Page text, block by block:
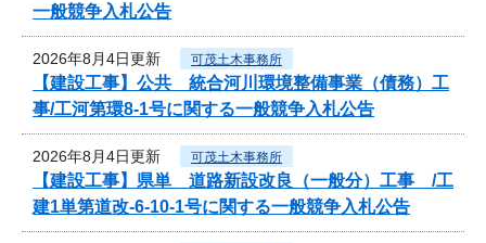
一般競争入札公告
2026年8月4日更新 可茂土木事務所
【建設工事】公共 統合河川環境整備事業（債務）工
事/工河第環8-1号に関する一般競争入札公告
2026年8月4日更新 可茂土木事務所
【建設工事】県単 道路新設改良（一般分）工事 /工
建1単第道改-6-10-1号に関する一般競争入札公告